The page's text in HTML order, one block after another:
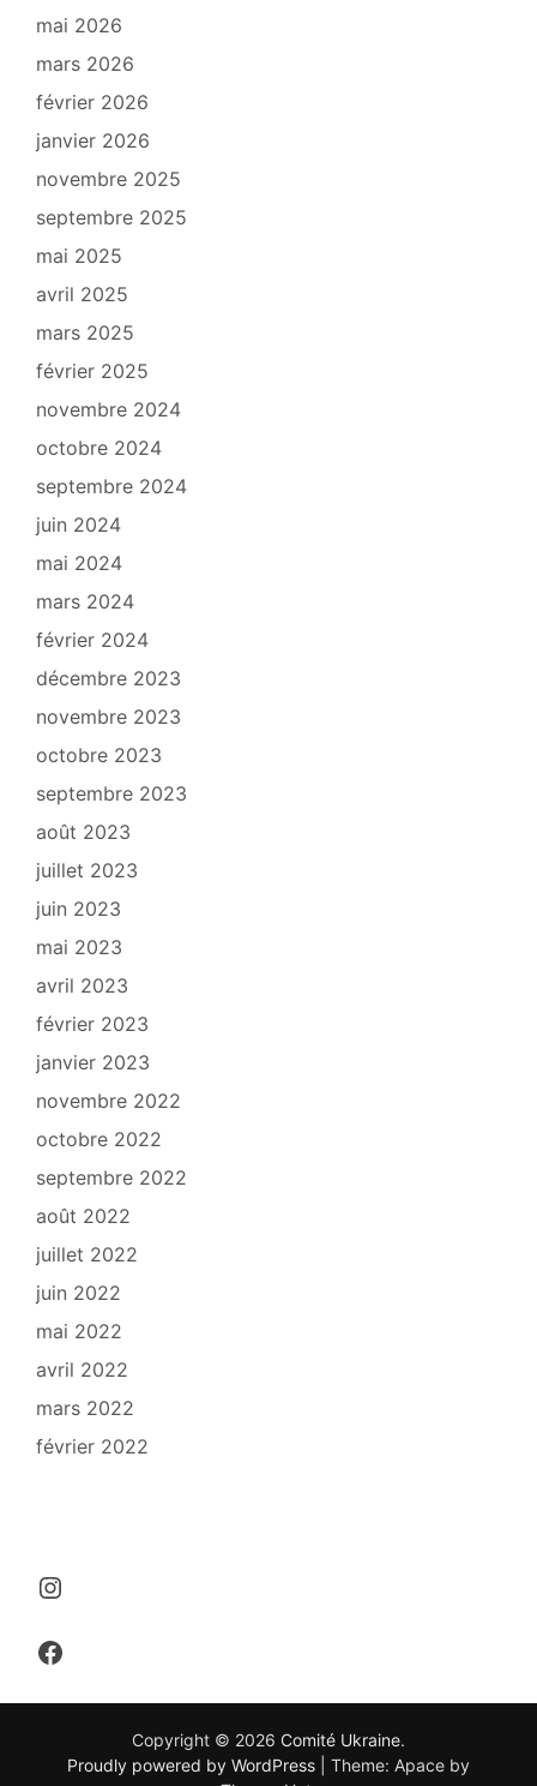
mai 2026
mars 2026
février 2026
janvier 2026
novembre 2025
septembre 2025
mai 2025
avril 2025
mars 2025
février 2025
novembre 2024
octobre 2024
septembre 2024
juin 2024
mai 2024
mars 2024
février 2024
décembre 2023
novembre 2023
octobre 2023
septembre 2023
août 2023
juillet 2023
juin 2023
mai 2023
avril 2023
février 2023
janvier 2023
novembre 2022
octobre 2022
septembre 2022
août 2022
juillet 2022
juin 2022
mai 2022
avril 2022
mars 2022
février 2022
Instagram
Facebook
Copyright © 2026 Comité Ukraine.
Proudly powered by WordPress
Theme: Apace by